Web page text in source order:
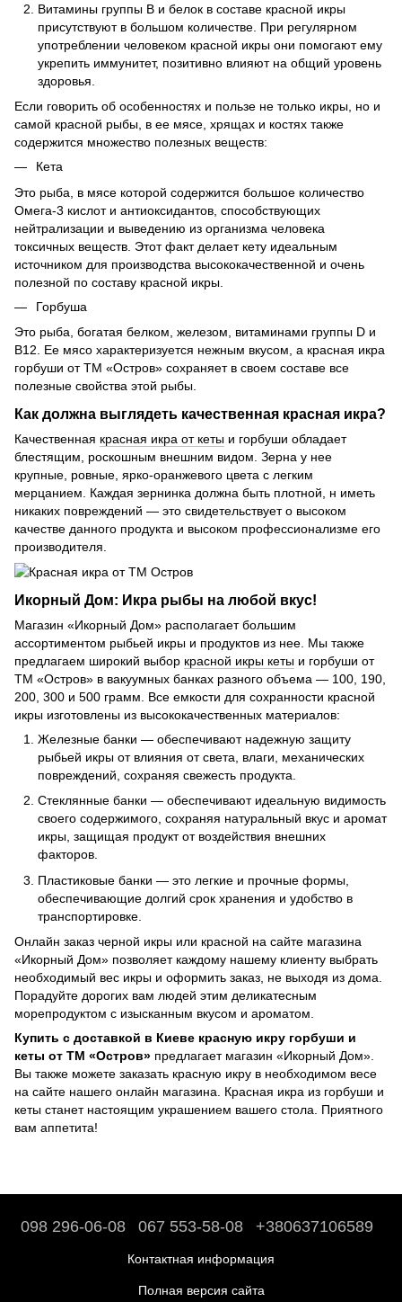
Витамины группы В и белок в составе красной икры
присутствуют в большом количестве. При регулярном
употреблении человеком красной икры они помогают ему
укрепить иммунитет, позитивно влияют на общий уровень
здоровья.
Если говорить об особенностях и пользе не только икры, но и
самой красной рыбы, в ее мясе, хрящах и костях также
содержится множество полезных веществ:
Кета
Это рыба, в мясе которой содержится большое количество
Омега-3 кислот и антиоксидантов, способствующих
нейтрализации и выведению из организма человека
токсичных веществ. Этот факт делает кету идеальным
источником для производства высококачественной и очень
полезной по составу красной икры.
Горбуша
Это рыба, богатая белком, железом, витаминами группы D и
B12. Ее мясо характеризуется нежным вкусом, а красная икра
горбуши от ТМ «Остров» сохраняет в своем составе все
полезные свойства этой рыбы.
Как должна выглядеть качественная красная икра?
Качественная красная икра от кеты и горбуши обладает
блестящим, роскошным внешним видом. Зерна у нее
крупные, ровные, ярко-оранжевого цвета с легким
мерцанием. Каждая зернинка должна быть плотной, н иметь
никаких повреждений — это свидетельствует о высоком
качестве данного продукта и высоком профессионализме его
производителя.
Икорный Дом: Икра рыбы на любой вкус!
Магазин «Икорный Дом» располагает большим
ассортиментом рыбьей икры и продуктов из нее. Мы также
предлагаем широкий выбор красной икры кеты и горбуши от
ТМ «Остров» в вакуумных банках разного объема — 100, 190,
200, 300 и 500 грамм. Все емкости для сохранности красной
икры изготовлены из высококачественных материалов:
Железные банки — обеспечивают надежную защиту
рыбьей икры от влияния от света, влаги, механических
повреждений, сохраняя свежесть продукта.
Стеклянные банки — обеспечивают идеальную видимость
своего содержимого, сохраняя натуральный вкус и аромат
икры, защищая продукт от воздействия внешних
факторов.
Пластиковые банки — это легкие и прочные формы,
обеспечивающие долгий срок хранения и удобство в
транспортировке.
Онлайн заказ черной икры или красной на сайте магазина
«Икорный Дом» позволяет каждому нашему клиенту выбрать
необходимый вес икры и оформить заказ, не выходя из дома.
Порадуйте дорогих вам людей этим деликатесным
морепродуктом с изысканным вкусом и ароматом.
Купить с доставкой в Киеве красную икру горбуши и
кеты от ТМ «Остров» предлагает магазин «Икорный Дом».
Вы также можете заказать красную икру в необходимом весе
на сайте нашего онлайн магазина. Красная икра из горбуши и
кеты станет настоящим украшением вашего стола. Приятного
вам аппетита!
098 296-06-08 067 553-58-08 +380637106589
Контактная информация
Полная версия сайта